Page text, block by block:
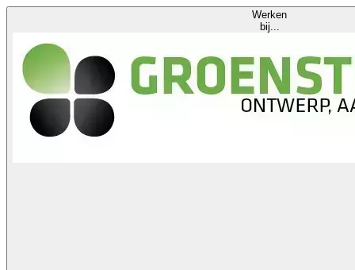
Werken
bij...